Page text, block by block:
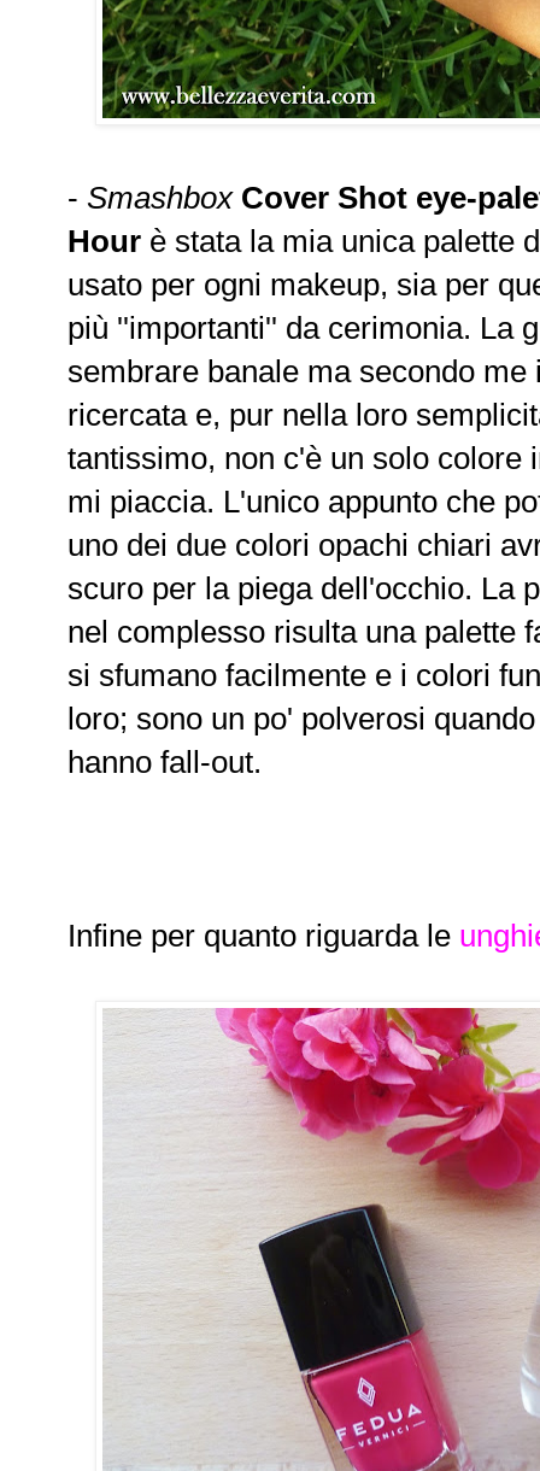
- Smashbox Cover Shot eye-
Hour è stata la mia unica palette
usato per ogni makeup, sia per
più ''importanti'' da cerimonia. La
sembrare banale ma secondo
ricercata e, pur nella loro
tantissimo, non c'è un solo colore
mi piaccia. L'unico appunto che
uno dei due colori opachi chiari
scuro per la piega dell'occhio. La
nel complesso risulta una palette
si sfumano facilmente e i colori
loro; sono un po' polverosi
hanno fall-out.
Infine per quanto riguarda le